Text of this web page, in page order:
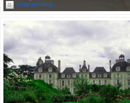
smakiemwina